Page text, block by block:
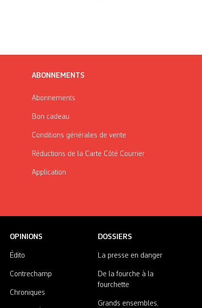
ABONNEMENTS
Abonnements
Bon cadeau
Conditions générales de vente
Réductions de la Carte Côté Courrier
Application
OPINIONS
Édito
Contrechamp
Chroniques
DOSSIERS
La presse en danger
De la fourche à la
fourchette
Grands ensembles,